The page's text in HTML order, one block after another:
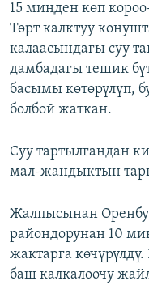
15 миңден көп
Төрт калктуу
калаасындагы суу
дамбадагы тешик
басымы көтөрүлүп,
болбой жаткан.
Суу тартылгандан
мал-жандыктын
Жалпысынан
райондорунан 10
жактарга
баш калкалоочу